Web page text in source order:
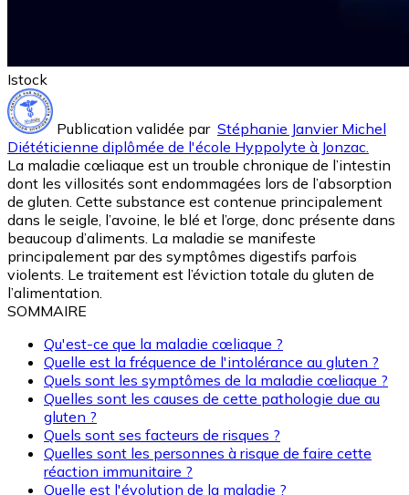
Istock
Publication validée par Stéphanie Janvier Michel
Diététicienne diplômée de l'école Hyppolyte à Jonzac.
La maladie cœliaque est un trouble chronique de l’intestin
dont les villosités sont endommagées lors de l’absorption
de gluten. Cette substance est contenue principalement
dans le seigle, l’avoine, le blé et l’orge, donc présente dans
beaucoup d’aliments. La maladie se manifeste
principalement par des symptômes digestifs parfois
violents. Le traitement est l’éviction totale du gluten de
l’alimentation.
SOMMAIRE
Qu'est-ce que la maladie cœliaque ?
Quelle est la fréquence de l'intolérance au gluten ?
Quels sont les symptômes de la maladie cœliaque ?
Quelles sont les causes de cette pathologie due au
gluten ?
Quels sont ses facteurs de risques ?
Quelles sont les personnes à risque de faire cette
réaction immunitaire ?
Quelle est l'évolution de la maladie ?